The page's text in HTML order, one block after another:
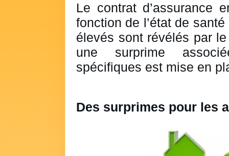
Le contrat d’assurance
fonction de l’état de
élevés sont révélés par
une surprime
spécifiques est mise en
Des surprimes pour les